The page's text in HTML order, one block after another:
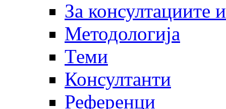
За консултациите
Методологија
Теми
Консултанти
Референци